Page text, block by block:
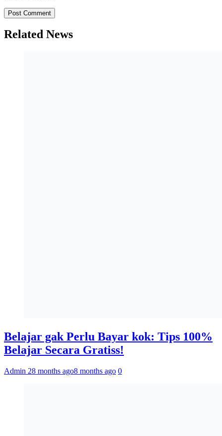
Related News
Belajar gak Perlu Bayar kok: Tips 100%
Belajar Secara Gratiss!
Admin 28 months ago8 months ago 0